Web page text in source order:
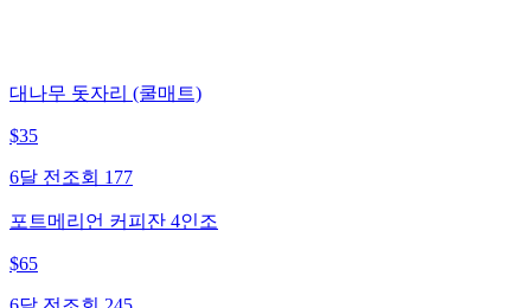
대나무 돗자리 (쿨매트)
$35
6달 전 조회 177
포트메리언 커피잔 4인조
$65